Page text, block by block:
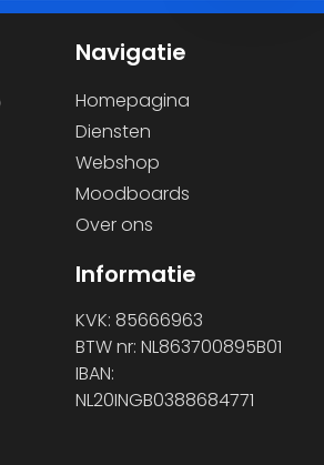
Navigatie
Homepagina
Diensten
Webshop
Moodboards
Over ons
Informatie
KVK: 85666963
BTW nr: NL863700895B01
IBAN:
NL20INGB0388684771